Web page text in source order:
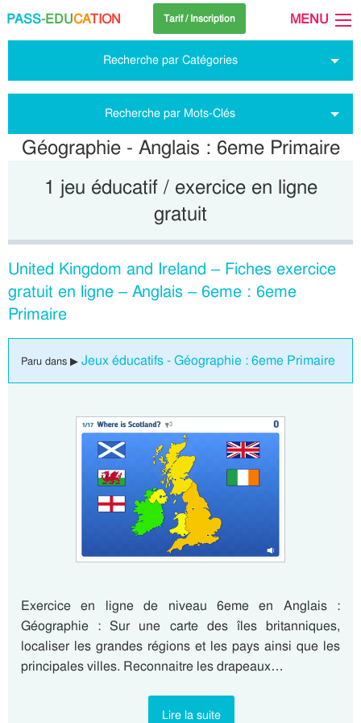
PASS-EDUCATION Tarif / Inscription MENU
Recherche par Catégories
Recherche par Mots-Clés
Géographie - Anglais : 6eme Primaire
1 jeu éducatif / exercice en ligne
gratuit
United Kingdom and Ireland – Fiches exercice
gratuit en ligne – Anglais – 6eme : 6eme
Primaire
Paru dans ▶ Jeux éducatifs - Géographie : 6eme Primaire
Exercice en ligne de niveau 6eme en Anglais :
Géographie : Sur une carte des îles britanniques,
localiser les grandes régions et les pays ainsi que les
principales villes. Reconnaitre les drapeaux…
Lire la suite